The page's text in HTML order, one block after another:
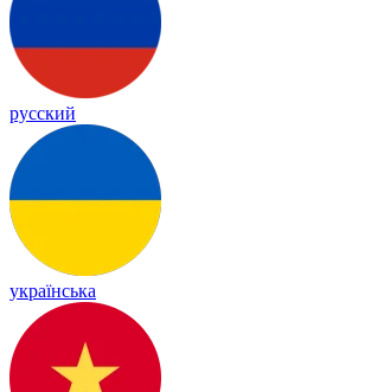
русский
українська